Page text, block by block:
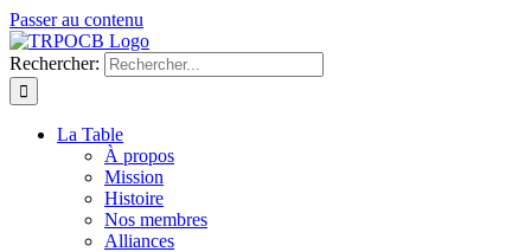
Passer au contenu
Rechercher:
La Table
À propos
Mission
Histoire
Nos membres
Alliances